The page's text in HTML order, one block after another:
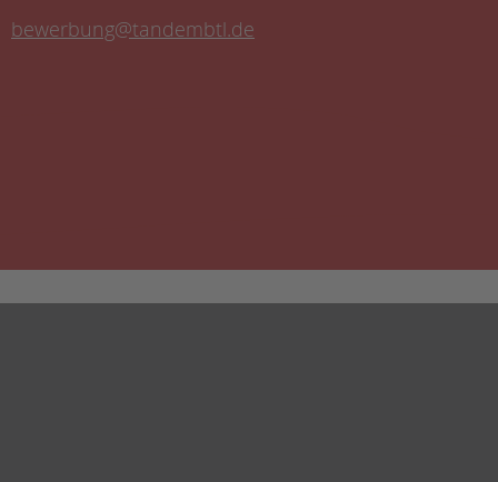
bewerbung@tandembtl.de